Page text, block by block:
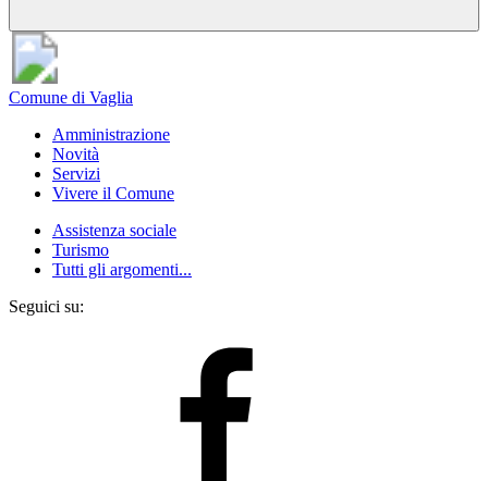
Comune di Vaglia
Amministrazione
Novità
Servizi
Vivere il Comune
Assistenza sociale
Turismo
Tutti gli argomenti...
Seguici su: